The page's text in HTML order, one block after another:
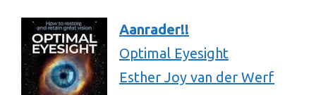
Aanrader!!
Optimal Eyesight
Esther Joy van der Werf